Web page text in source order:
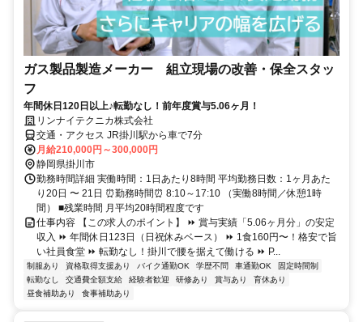
ガス製品製造メーカー 組立現場の改善・保全スタッ
フ
年間休日120日以上♪転勤なし！前年度賞与5.06ヶ月！
リンナイテクニカ株式会社
交通・アクセス JR掛川駅から車で7分
月給210,000円～300,000円
静岡県掛川市
勤務時間詳細 実働時間：1日あたり8時間 平均勤務日数：1ヶ月あた
り20日 〜 21日 ⏰勤務時間⏰ 8:10～17:10 （実働8時間／休憩1時
間） ■残業時間 月平均20時間程度です
仕事内容 【この求人のポイント】 ⏩ 賞与実績「5.06ヶ月分」の安定
収入 ⏩ 年間休日123日（日祝休みベース） ⏩ 1食160円〜！格安で旨
い社員食堂 ⏩ 転勤なし！掛川で腰を据えて働ける ⏩ P...
制服あり 資格取得支援あり バイク通勤OK 学歴不問 車通勤OK
固定時間制
転勤なし
交通費全額支給 経験者歓迎 研修あり 賞与あり
育休あり
昼食補助あり
食事補助あり